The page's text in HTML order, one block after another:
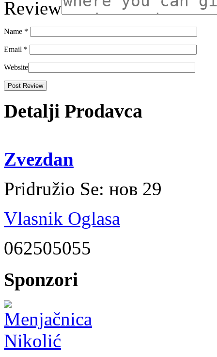
Review
Name *
Email *
Website
Detalji Prodavca
Zvezdan
Pridružio Se: нов 29
Vlasnik Oglasa
062505055
Sponzori